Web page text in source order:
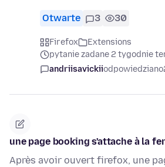
Otwarte 3 30
Firefox
Extensions
pytanie zadane 2 tygodnie
andriisavickiiodpowiedziano
une page booking s'attache à la
Après avoir ouvert firefox, une